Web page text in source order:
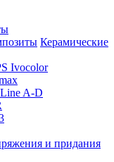
Керамические
Ivocolor
A-D